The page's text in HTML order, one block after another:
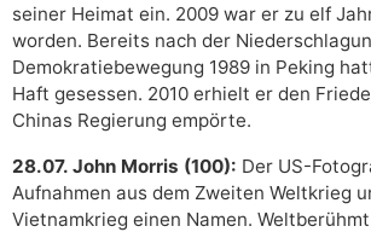
seiner Heimat ein. 2009 war er zu elf
worden. Bereits nach der
Demokratiebewegung 1989 in Peking
Haft gesessen. 2010 erhielt er den
Chinas Regierung empörte.
28.07. John Morris (100): Der US-
Aufnahmen aus dem Zweiten Weltkrieg
Vietnamkrieg einen Namen.